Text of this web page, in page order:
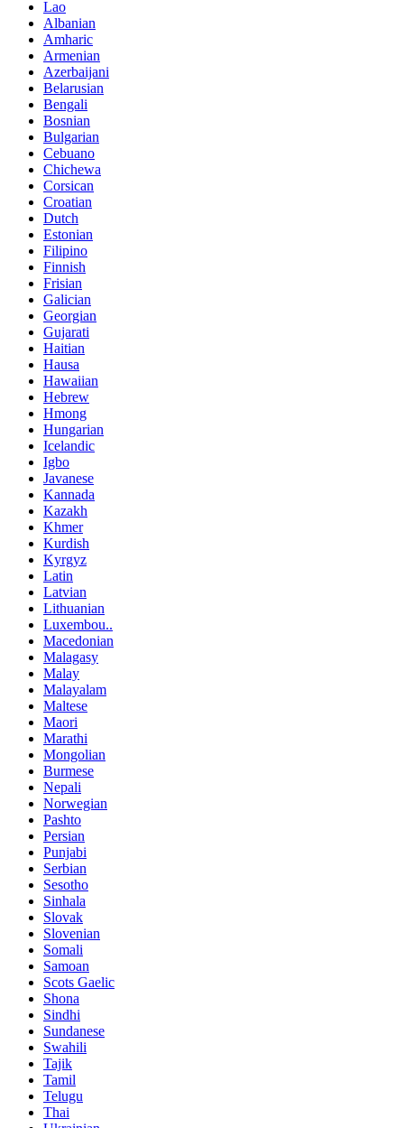
Lao
Albanian
Amharic
Armenian
Azerbaijani
Belarusian
Bengali
Bosnian
Bulgarian
Cebuano
Chichewa
Corsican
Croatian
Dutch
Estonian
Filipino
Finnish
Frisian
Galician
Georgian
Gujarati
Haitian
Hausa
Hawaiian
Hebrew
Hmong
Hungarian
Icelandic
Igbo
Javanese
Kannada
Kazakh
Khmer
Kurdish
Kyrgyz
Latin
Latvian
Lithuanian
Luxembou..
Macedonian
Malagasy
Malay
Malayalam
Maltese
Maori
Marathi
Mongolian
Burmese
Nepali
Norwegian
Pashto
Persian
Punjabi
Serbian
Sesotho
Sinhala
Slovak
Slovenian
Somali
Samoan
Scots Gaelic
Shona
Sindhi
Sundanese
Swahili
Tajik
Tamil
Telugu
Thai